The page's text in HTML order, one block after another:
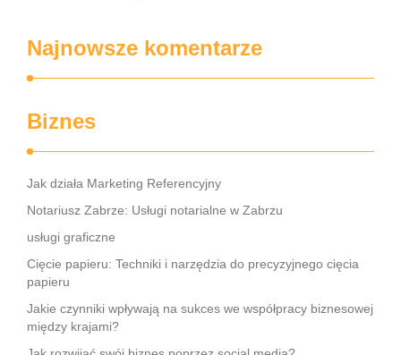
Najnowsze komentarze
Biznes
Jak działa Marketing Referencyjny
Notariusz Zabrze: Usługi notarialne w Zabrzu
usługi graficzne
Cięcie papieru: Techniki i narzędzia do precyzyjnego cięcia
papieru
Jakie czynniki wpływają na sukces we współpracy biznesowej
między krajami?